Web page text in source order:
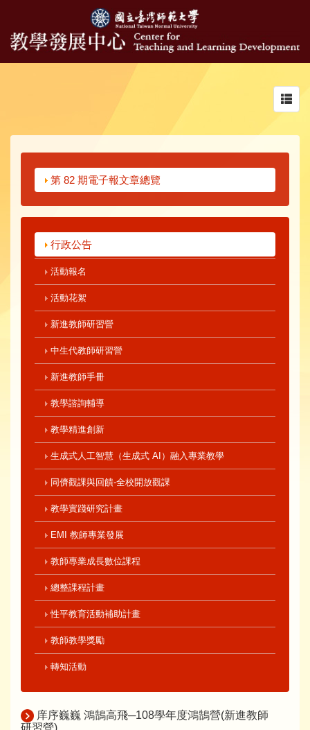
第 82 期電子報文章總覽
行政公告
活動報名
活動花絮
新進教師研習營
中生代教師研習營
新進教師手冊
教學諮詢輔導
教學精進創新
生成式人工智慧（生成式 AI）融入專業教學
同儕觀課與回饋-全校開放觀課
教學實踐研究計畫
EMI 教師專業發展
教師專業成長數位課程
總整課程計畫
性平教育活動補助計畫
教師教學獎勵
轉知活動
庠序巍巍 鴻鵠高飛─108學年度鴻鵠營(新進教師
研習營)